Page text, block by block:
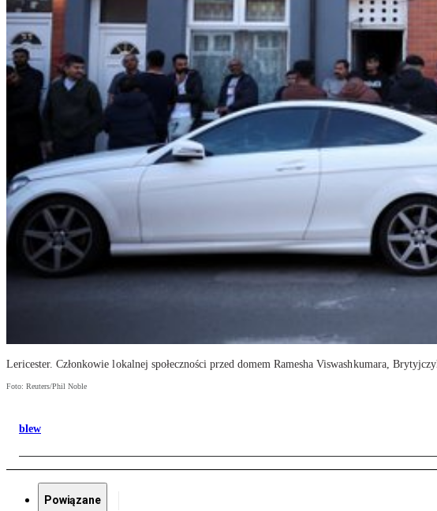
Lericester. Członkowie lokalnej społeczności przed domem Ramesha Viswashkumara,
Foto: Reuters/Phil Noble
blew
Powiązane